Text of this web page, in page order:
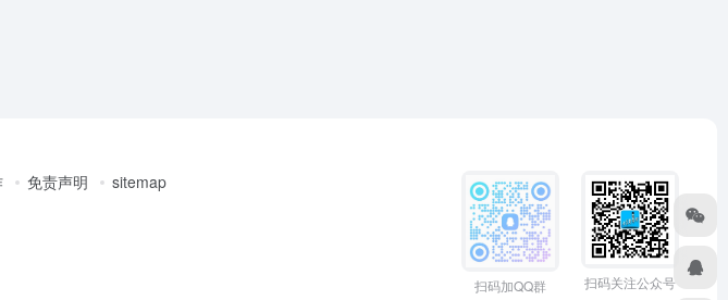
免责声明 sitemap
扫码加QQ群 扫码关注公众号